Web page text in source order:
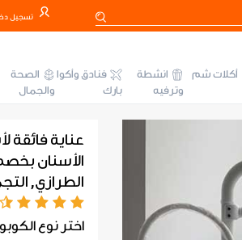
تسجيل
أكلات شم
انشطة
وترفيه
فنادق وأكوا
بارك
الصحة
والجمال
عناية فائقة
الطرازي,
اختر نوع